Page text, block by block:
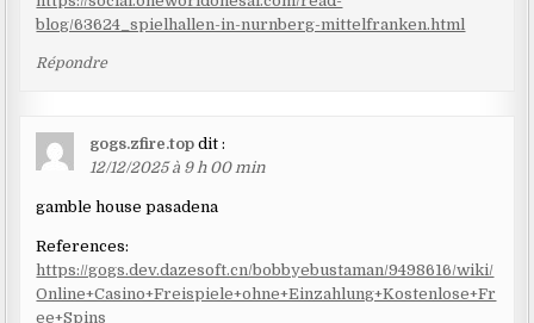
blog/63624_spielhallen-in-nurnberg-mittelfranken.html
Répondre
gogs.zfire.top dit :
12/12/2025 à 9 h 00 min
gamble house pasadena
References:
https://gogs.dev.dazesoft.cn/bobbyebustaman/9498616/wiki/
Online+Casino+Freispiele+ohne+Einzahlung+Kostenlose+Fr
ee+Spins